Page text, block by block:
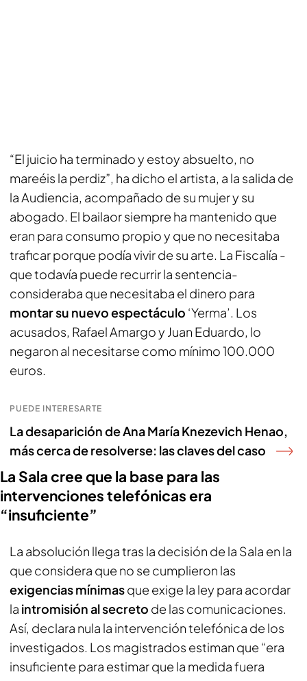
“El juicio ha terminado y estoy absuelto, no
mareéis la perdiz”, ha dicho el artista, a la salida de
la Audiencia, acompañado de su mujer y su
abogado. El bailaor siempre ha mantenido que
eran para consumo propio y que no necesitaba
traficar porque podía vivir de su arte. La Fiscalía -
que todavía puede recurrir la sentencia-
consideraba que necesitaba el dinero para
montar su nuevo espectáculo ‘Yerma’. Los
acusados, Rafael Amargo y Juan Eduardo, lo
negaron al necesitarse como mínimo 100.000
euros.
PUEDE INTERESARTE
La desaparición de Ana María Knezevich Henao,
más cerca de resolverse: las claves del caso
La Sala cree que la base para las
intervenciones telefónicas era
“insuficiente”
La absolución llega tras la decisión de la Sala en la
que considera que no se cumplieron las
exigencias mínimasque exige la ley para acordar
la intromisión al secreto de las comunicaciones.
Así, declara nula la intervención telefónica de los
investigados. Los magistrados estiman que “era
insuficiente para estimar que la medida fuera